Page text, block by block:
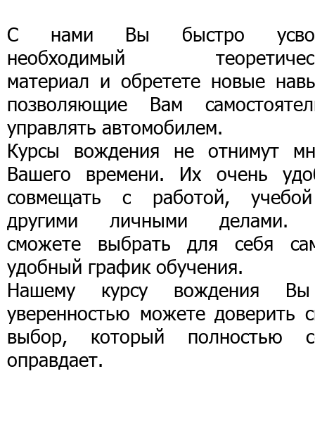
С нами Вы быстро
необходимый
материал и обретете новые
позволяющие Вам
управлять автомобилем.
Курсы вождения не отнимут
Вашего времени. Их очень
совмещать с работой,
другими личными делами.
сможете выбрать для себя
удобный график обучения.
Нашему курсу вождения
уверенностью можете доверить
выбор, который полностью
оправдает.